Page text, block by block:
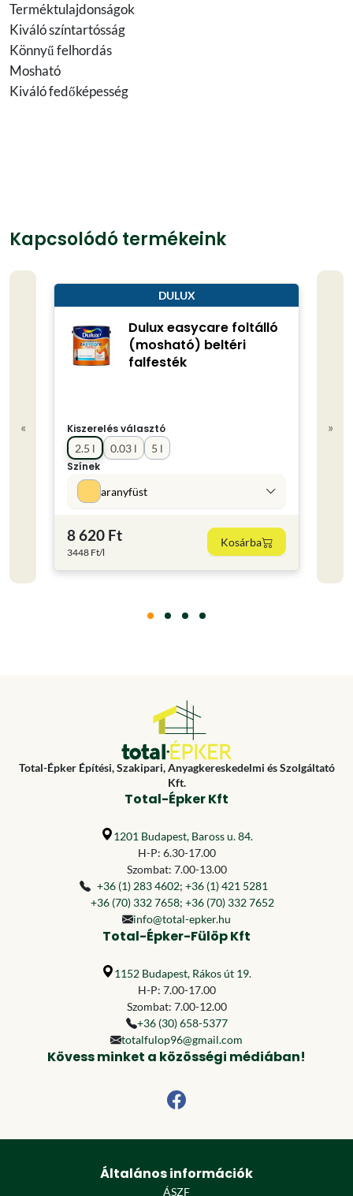
Terméktulajdonságok
Kiváló színtartósság
Könnyű felhordás
Mosható
Kiváló fedőképesség
Kapcsolódó termékeink
«
DULUX
Dulux easycare foltálló
(mosható) beltéri
falfesték
Kiszerelés választó
0.03 l
2.5 l
5 l
Színek
aranyfüst
8 620 Ft
3448 Ft/l
Kosárba
»
Total-Épker Építési, Szakipari, Anyagkereskedelmi és Szolgáltató
Kft.
Total-Épker Kft
1201 Budapest, Baross u. 84.
H-P: 6.30-17.00
Szombat: 7.00-13.00
+36 (1) 283 4602; +36 (1) 421 5281
+36 (70) 332 7658; +36 (70) 332 7652
info@total-epker.hu
Total-Épker-Fülöp Kft
1152 Budapest, Rákos út 19.
H-P: 7.00-17.00
Szombat: 7.00-12.00
+36 (30) 658-5377
totalfulop96@gmail.com
Kövess minket a közösségi médiában!
Általános információk
ÁSZF